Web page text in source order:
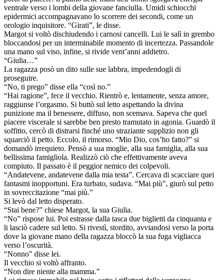
ventrale verso i lombi della giovane fanciulla. Umidi schiocchi
epidermici accompagnavano lo scorrere dei secondi, come un
orologio inquisitore. “Girati”, le disse.
Margot si voltò dischiudendo i carnosi cancelli. Lui le salì in grembo
bloccandosi per un interminabile momento di incertezza. Passandole
una mano sul viso, infine, si rivide vent’anni addietro.
“Giulia…”
La ragazza posò un dito sulle sue labbra, impedendogli di
proseguire.
“No, ti prego” disse ella “così no.”
“Hai ragione”, fece il vecchio. Rientrò e, lentamente, senza amore,
raggiunse l’orgasmo. Si buttò sul letto aspettando la divina
punizione ma il benessere, diffuso, non scemava. Sapeva che quel
piacere viscerale si sarebbe ben presto tramutato in agonia. Guardò il
soffitto, cercò di distrarsi finché uno straziante supplizio non gli
squarciò il petto. Eccolo, il rimorso. “Mio Dio, cos’ho fatto?” si
domandò irrequieto. Pensò a sua moglie, alla sua famiglia, alla sua
bellissima famigliola. Realizzò ciò che effettivamente aveva
compiuto. Il passato è il peggior nemico dei colpevoli.
“Andatevene, andatevene dalla mia testa”. Cercava di scacciare quei
fantasmi inopportuni. Era turbato, sudava. “Mai più”, giurò sul petto
in sovreccitazione “mai più.”
Si levò dal letto disperato.
“Stai bene?” chiese Margot, la sua Giulia.
“No” rispose lui. Poi estrasse dalla tasca due biglietti da cinquanta e
li lasciò cadere sul letto. Si rivestì, stordito, avviandosi verso la porta
dove la giovane mano della ragazza bloccò la sua fuga vigliacca
verso l’oscurità.
“Nonno” disse lei.
Il vecchio si voltò affranto.
“Non dire niente alla mamma.”